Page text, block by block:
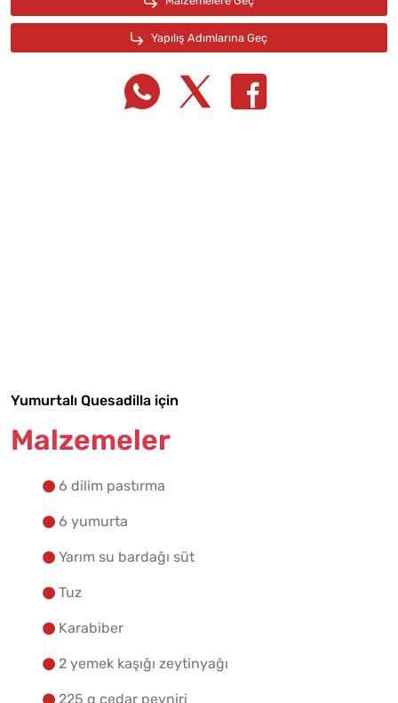
Yumurtalı Quesadilla için
Malzemeler
6 dilim pastırma
6 yumurta
Yarım su bardağı süt
Tuz
Karabiber
2 yemek kaşığı zeytinyağı
225 g çedar peyniri